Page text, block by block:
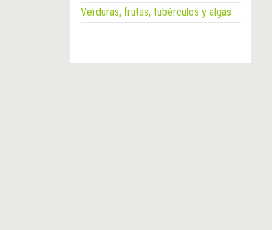
Verduras, frutas, tubérculos y algas